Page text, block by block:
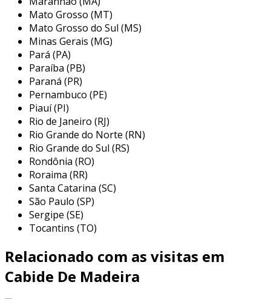
principais aplicações do cabide de
madeira
os cabides de madeira são extremamente
versáteis e podem ser utilizados em uma
variedade de ambientes. seja em residências,
lojas de roupas ou estúdios de moda, eles
desempenham um papel crucial. além de
pendurar roupas, esses cabides também
podem ser usados para organizar acessórios,
como lenços e gravatas, dependendo do design
da peça.
closets e armários:
ajudam a otimizar o espaço, mantendo a
roupa organizada e acessível.
coleções de forma elegante e atraente,
valorizando as peças em exposição.
Mato Grosso (MT)
Mato Grosso do Sul (MS)
Minas Gerais (MG)
Pará (PA)
Paraíba (PB)
Paraná (PR)
Pernambuco (PE)
Piauí (PI)
Rio de Janeiro (RJ)
Rio Grande do Norte (RN)
Rio Grande do Sul (RS)
Rondônia (RO)
Roraima (RR)
Santa Catarina (SC)
São Paulo (SP)
Sergipe (SE)
Tocantins (TO)
Relacionado com as visitas em
Cabide De Madeira